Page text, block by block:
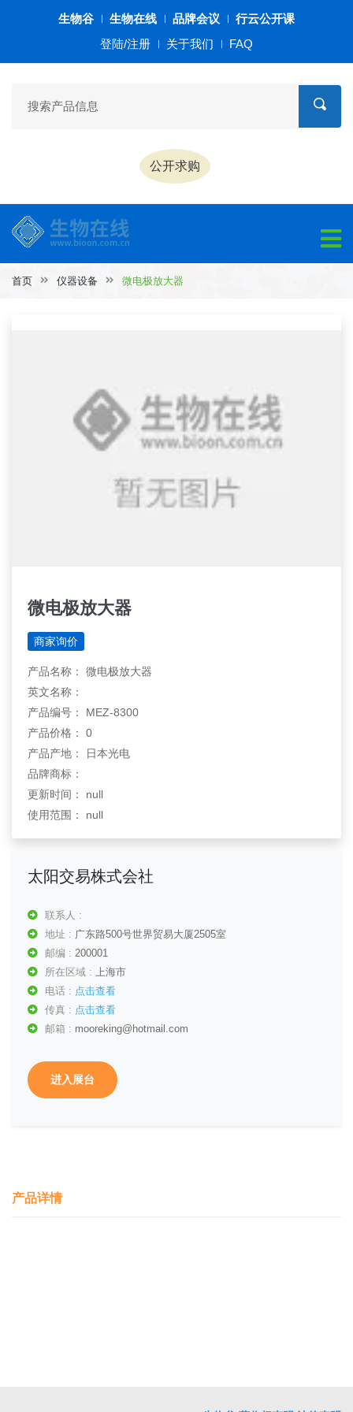
生物谷 生物在线 品牌会议
行云公开课
登陆/注册
关于我们 FAQ
公开求购
首页 仪器设备 微电极放大器
微电极放大器
商家询价
产品名称： 微电极放大器
英文名称：
产品编号： MEZ-8300
产品价格： 0
产品产地： 日本光电
品牌商标：
更新时间： null
使用范围： null
太阳交易株式会社
联系人 :
地址 : 广东路500号世界贸易大厦2505室
邮编 : 200001
所在区域 : 上海市
电话 : 点击查看
传真 : 点击查看
邮箱 : mooreking@hotmail.com
进入展台
产品详情